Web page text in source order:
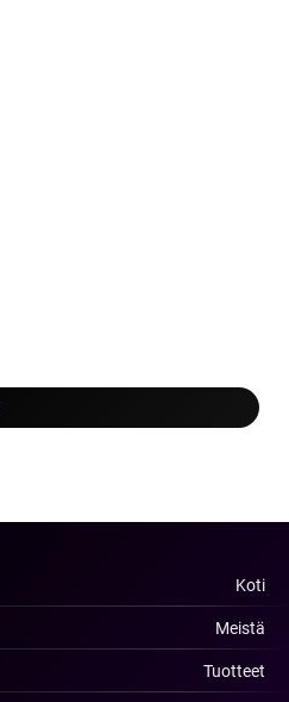
Koti
Meistä
Tuotteet